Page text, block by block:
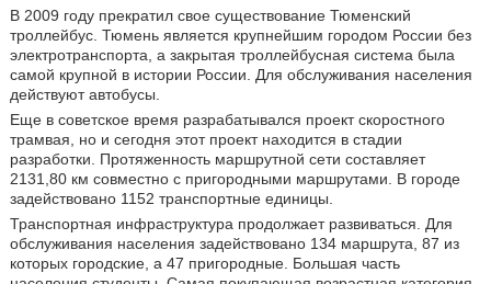
В 2009 году прекратил свое существование Тюменский
троллейбус. Тюмень является крупнейшим городом России без
электротранспорта, а закрытая троллейбусная система была
самой крупной в истории России. Для обслуживания населения
действуют автобусы.
Еще в советское время разрабатывался проект скоростного
трамвая, но и сегодня этот проект находится в стадии
разработки. Протяженность маршрутной сети составляет
2131,80 км совместно с пригородными маршрутами. В городе
задействовано 1152 транспортные единицы.
Транспортная инфраструктура продолжает развиваться. Для
обслуживания населения задействовано 134 маршрута, 87 из
которых городские, а 47 пригородные. Большая часть